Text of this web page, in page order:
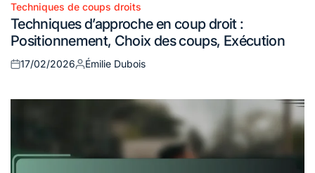
Posted
in
Techniques de coups droits
Techniques d’approche en coup droit :
Positionnement, Choix des coups, Exécution
Posted
17/02/2026
Posted
Émilie Dubois